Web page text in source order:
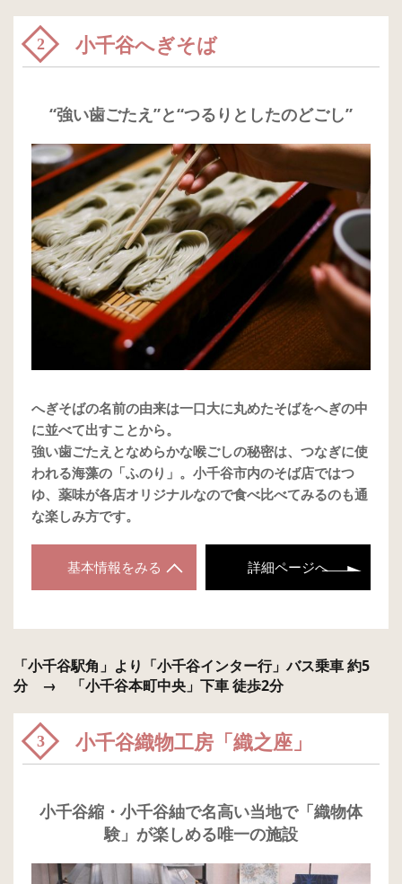
2 小千谷へぎそば
“強い歯ごたえ”と“つるりとしたのどごし”
へぎそばの名前の由来は一口大に丸めたそばをへぎの中
に並べて出すことから。
強い歯ごたえとなめらかな喉ごしの秘密は、つなぎに使
われる海藻の「ふのり」。小千谷市内のそば店ではつ
ゆ、薬味が各店オリジナルなので食べ比べてみるのも通
な楽しみ方です。
基本情報をみる 詳細ページへ
「小千谷駅角」より「小千谷インター行」バス乗車 約5
分 → 「小千谷本町中央」下車 徒歩2分
3 小千谷織物工房「織之座」
小千谷縮・小千谷紬で名高い当地で「織物体
験」が楽しめる唯一の施設